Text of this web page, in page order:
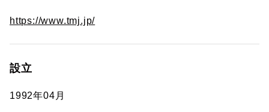
https://www.tmj.jp/
設立
1992年04月